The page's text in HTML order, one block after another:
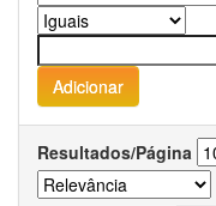
Resultados/Página